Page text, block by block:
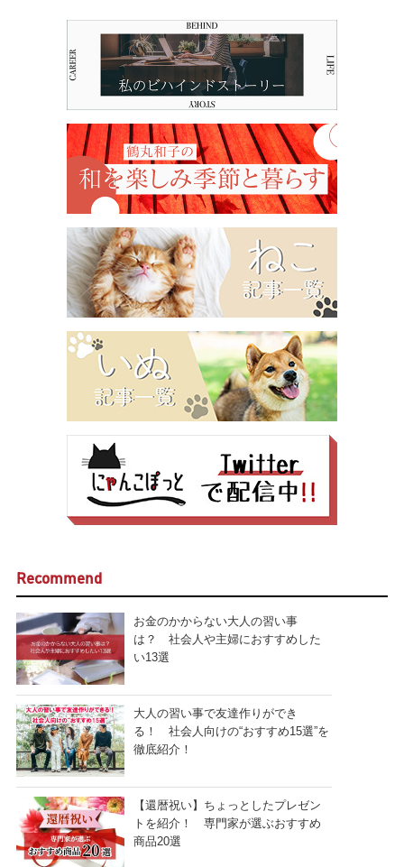
Recommend
お金のかからない大人の習い事
は？ 社会人や主婦におすすめした
い13選
大人の習い事で友達作りができ
る！ 社会人向けの“おすすめ15選”を
徹底紹介！
【還暦祝い】ちょっとしたプレゼン
トを紹介！ 専門家が選ぶおすすめ
商品20選